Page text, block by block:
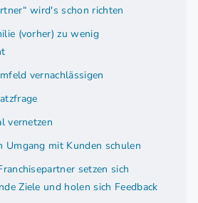
wird's schon richten
(vorher) zu wenig
vernachlässigen
vernetzen
Umgang mit Kunden schulen
setzen sich
Ziele und holen sich Feedback